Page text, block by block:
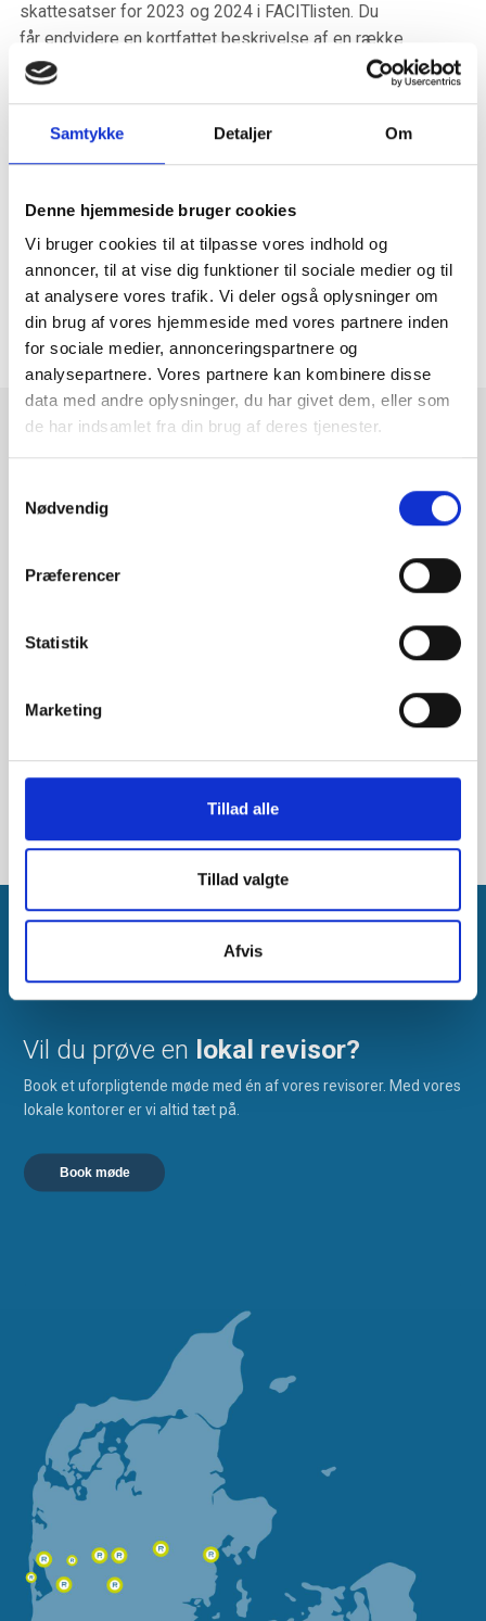
Samtykke Detaljer Om
Denne hjemmeside bruger cookies
Vi bruger cookies til at tilpasse vores indhold og
annoncer, til at vise dig funktioner til sociale medier og til
at analysere vores trafik. Vi deler også oplysninger om
din brug af vores hjemmeside med vores partnere inden
for sociale medier, annonceringspartnere og
analysepartnere. Vores partnere kan kombinere disse
data med andre oplysninger, du har givet dem, eller som
de har indsamlet fra din brug af deres tjenester.
Nødvendig
Præferencer
Statistik
Marketing
Tillad alle
Tillad valgte
Afvis
skattesatser for 2023 og 2024 i FACITlisten. Du
får endvidere en kortfattet beskrivelse af en række
skatterelaterede emner for personer,
Tilbage til oversigten
Tilmeld dig vores nyhedsbrev
Vi deler ny værdifuld viden, og holder dig opdateret på love
Vil du prøve en lokal revisor?
Book et uforpligtende møde med én af vores revisorer. Med vores
lokale kontorer er vi altid tæt på.
Book møde